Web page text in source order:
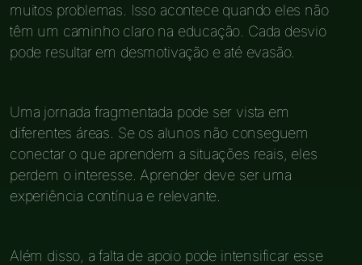
muitos problemas. Isso acontece quando eles não
têm um caminho claro na educação. Cada desvio
pode resultar em desmotivação e até evasão.
Uma jornada fragmentada pode ser vista em
diferentes áreas. Se os alunos não conseguem
conectar o que aprendem a situações reais, eles
perdem o interesse. Aprender deve ser uma
experiência contínua e relevante.
Além disso, a falta de apoio pode intensificar esse